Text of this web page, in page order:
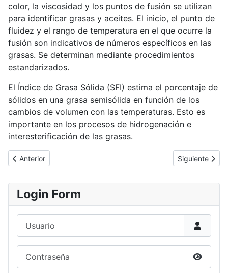
Login Form
color, la viscosidad y los puntos de fusión se utilizan
para identificar grasas y aceites. El inicio, el punto de
fluidez y el rango de temperatura en el que ocurre la
fusión son indicativos de números específicos en las
grasas. Se determinan mediante procedimientos
estandarizados.
El Índice de Grasa Sólida (SFI) estima el porcentaje de
sólidos en una grasa semisólida en función de los
cambios de volumen con las temperaturas. Esto es
importante en los procesos de hidrogenación e
interesterificación de las grasas.
Artículo anterior: Estabilidad de las Grasas y Aceites y
Anterior Artículo
Siguiente